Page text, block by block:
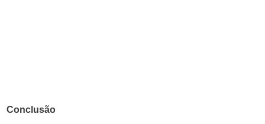
Conclusão